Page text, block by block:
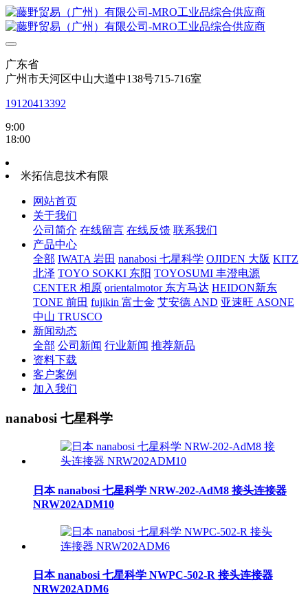
广东省
广州市天河区中山大道中138号715-716室
19120413392
9:00
18:00
米拓信息技术有限
网站首页
关于我们
公司简介 在线留言 在线反馈 联系我们
产品中心
全部 IWATA 岩田 nanabosi 七星科学 OJIDEN 大阪 KITZ
北泽 TOYO SOKKI 东阳 TOYOSUMI 丰澄电源
CENTER 相原 orientalmotor 东方马达 HEIDON新东
TONE 前田 fujikin 富士金 艾安德 AND 亚速旺 ASONE
中山 TRUSCO
新闻动态
全部 公司新闻 行业新闻 推荐新品
资料下载
客户案例
加入我们
nanabosi 七星科学
日本 nanabosi 七星科学 NRW-202-AdM8 接头连接器
NRW202ADM10
日本 nanabosi 七星科学 NWPC-502-R 接头连接器
NRW202ADM6